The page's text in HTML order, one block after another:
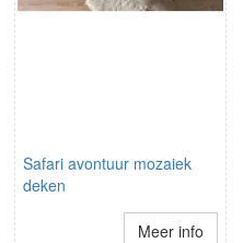
Safari avontuur mozaiek
deken
Meer info